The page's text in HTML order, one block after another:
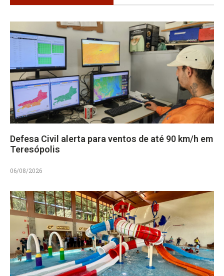
Defesa Civil alerta para ventos de até 90 km/h em
Teresópolis
06/08/2026